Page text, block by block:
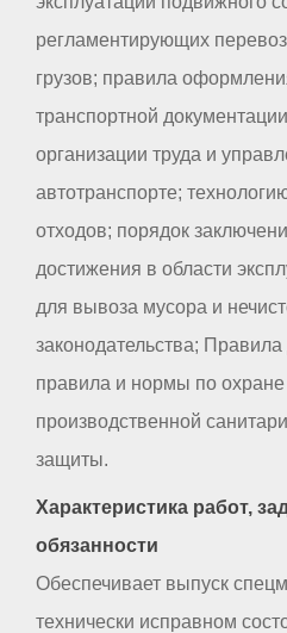
регламентирующих
грузов; правила
транспортной
организации труда и
автотранспорте;
отходов; порядок
достижения в области
для вывоза мусора и
законодательства;
правила и нормы по охране
производственной
защиты.
Характеристика работ,
обязанности
Обеспечивает выпуск
технически исправном